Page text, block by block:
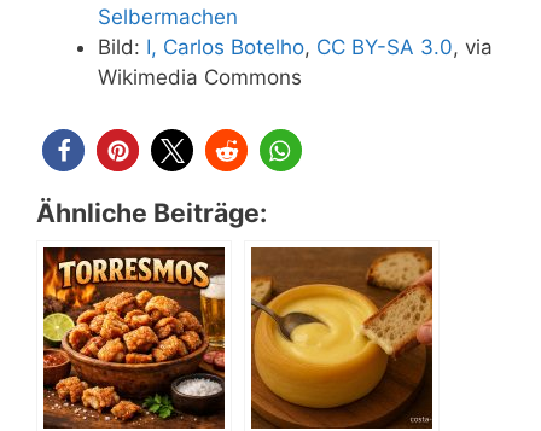
Selbermachen
Bild: I, Carlos Botelho, CC BY-SA 3.0, via
Wikimedia Commons
Ähnliche Beiträge: